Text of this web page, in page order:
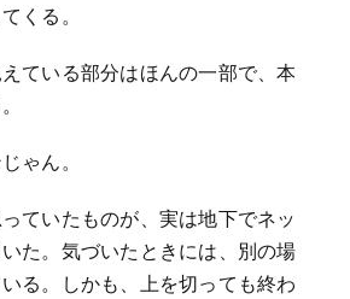
くる。
ている部分はほんの一部で、本
ゃん。
ていたものが、実は地下でネッ
た。気づいたときには、別の場
る。しかも、上を切っても終わ